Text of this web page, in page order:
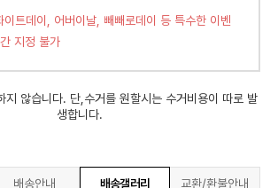
트데이, 어버이날, 빼빼로데이 등 특수한 이벤
지정 불가
지 않습니다. 단,수거를 원할시는 수거비용이 따로 발
생합니다.
배송안내 배송갤러리 교환/환불안내